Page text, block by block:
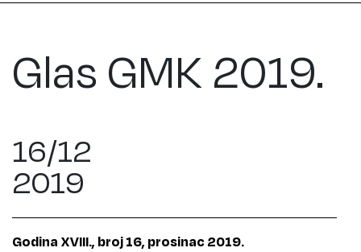
Glas GMK 2019.
16/12
2019
Godina XVIII., broj 16, prosinac 2019.